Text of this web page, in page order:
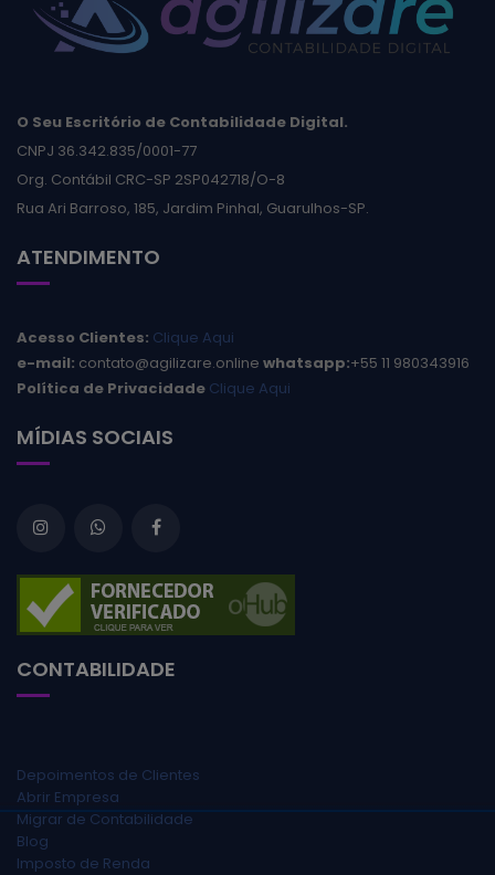
O Seu Escritório de Contabilidade Digital.
CNPJ 36.342.835/0001-77
Org. Contábil CRC-SP 2SP042718/O-8
Rua Ari Barroso, 185, Jardim Pinhal, Guarulhos-SP.
ATENDIMENTO
Acesso Clientes: Clique Aqui
e-mail: contato@agilizare.online whatsapp:+55 11 980343916
Política de Privacidade Clique Aqui
MÍDIAS SOCIAIS
CONTABILIDADE
Depoimentos de Clientes
Abrir Empresa
Migrar de Contabilidade
Blog
Imposto de Renda